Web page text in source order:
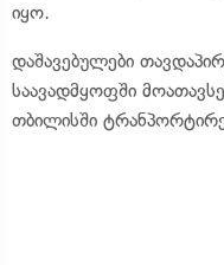
იყო.
დაშავებულები
საავადმყოფში
თბილისში